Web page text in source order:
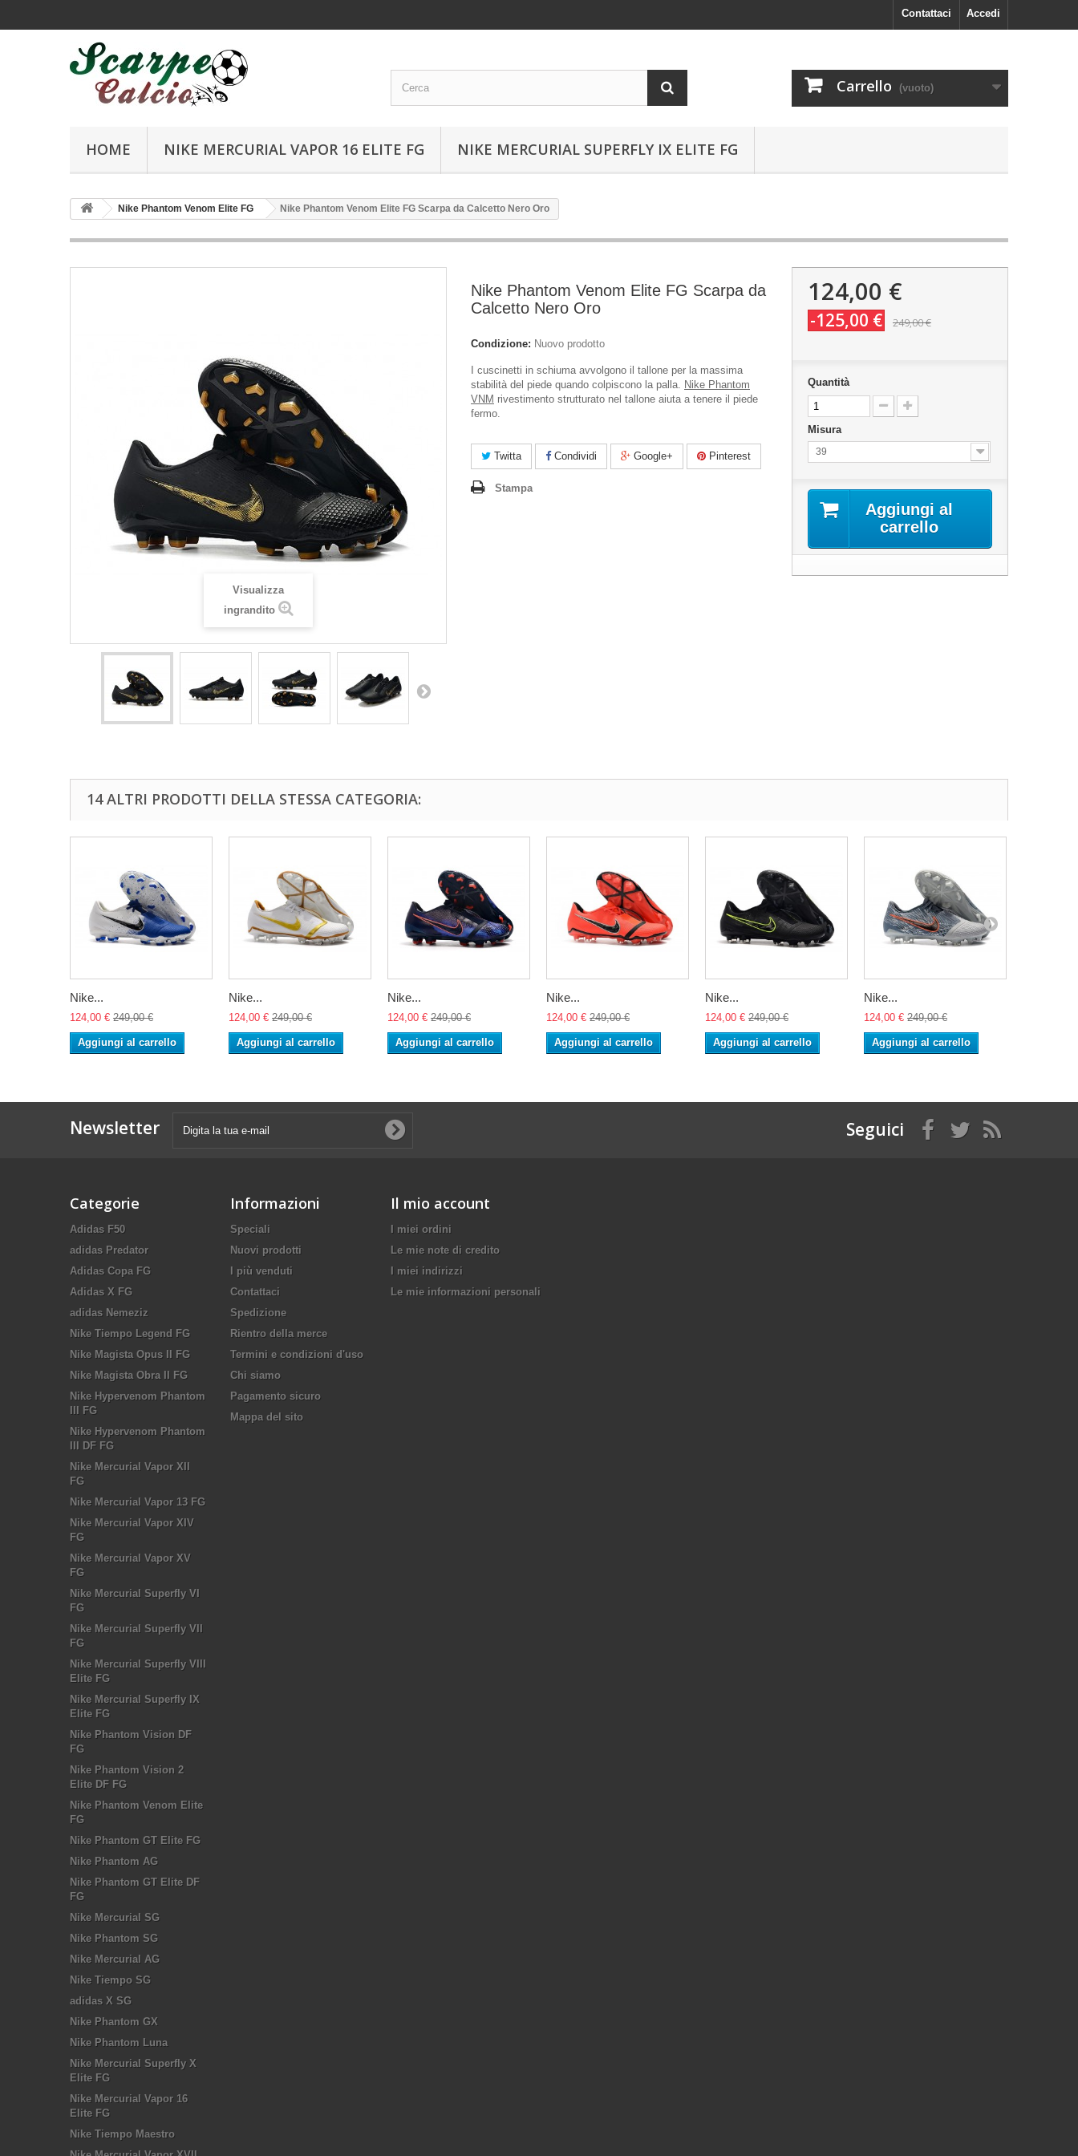
Accedi
Contattaci
Carrello (vuoto)
HOME NIKE MERCURIAL VAPOR 16 ELITE FG NIKE MERCURIAL SUPERFLY IX ELITE FG
Nike Phantom Venom Elite FG Nike Phantom Venom Elite FG Scarpa da Calcetto Nero Oro
Visualizza
ingrandito
Nike Phantom Venom Elite FG Scarpa da
Calcetto Nero Oro
Condizione: Nuovo prodotto
I cuscinetti in schiuma avvolgono il tallone per la massima
stabilità del piede quando colpiscono la palla. Nike Phantom
VNM rivestimento strutturato nel tallone aiuta a tenere il piede
fermo.
Twitta Condividi Google+ Pinterest
Stampa
124,00 €
-125,00 € 249,00 €
Quantità
Misura
39
Aggiungi al
carrello
14 ALTRI PRODOTTI DELLA STESSA CATEGORIA:
Nike...
124,00 € 249,00 €
Aggiungi al carrello
Nike...
124,00 € 249,00 €
Aggiungi al carrello
Nike...
124,00 € 249,00 €
Aggiungi al carrello
Nike...
124,00 € 249,00 €
Aggiungi al carrello
Nike...
124,00 € 249,00 €
Aggiungi al carrello
Nike...
124,00 € 249,00 €
Aggiungi al carrello
Newsletter Seguici
Categorie
Adidas F50
adidas Predator
Adidas Copa FG
Adidas X FG
adidas Nemeziz
Nike Tiempo Legend FG
Nike Magista Opus II FG
Nike Magista Obra II FG
Nike Hypervenom Phantom
III FG
Nike Hypervenom Phantom
III DF FG
Nike Mercurial Vapor XII
FG
Nike Mercurial Vapor 13 FG
Nike Mercurial Vapor XIV
FG
Nike Mercurial Vapor XV
FG
Nike Mercurial Superfly VI
FG
Nike Mercurial Superfly VII
FG
Nike Mercurial Superfly VIII
Elite FG
Nike Mercurial Superfly IX
Elite FG
Nike Phantom Vision DF
FG
Nike Phantom Vision 2
Elite DF FG
Nike Phantom Venom Elite
FG
Nike Phantom GT Elite FG
Nike Phantom AG
Nike Phantom GT Elite DF
FG
Nike Mercurial SG
Nike Phantom SG
Nike Mercurial AG
Nike Tiempo SG
adidas X SG
Nike Phantom GX
Nike Phantom Luna
Nike Mercurial Superfly X
Elite FG
Nike Mercurial Vapor 16
Elite FG
Nike Tiempo Maestro
Informazioni
Speciali
Nuovi prodotti
I più venduti
Contattaci
Spedizione
Rientro della merce
Termini e condizioni d'uso
Chi siamo
Pagamento sicuro
Mappa del sito
Il mio account
I miei ordini
Le mie note di credito
I miei indirizzi
Le mie informazioni personali